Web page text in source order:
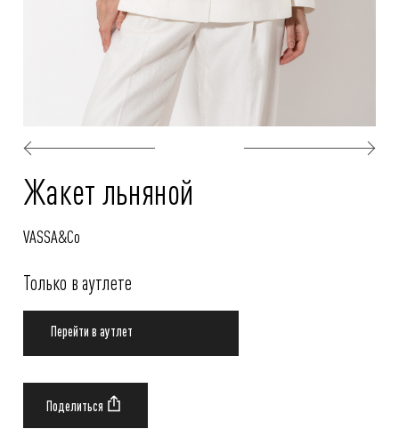
Жакет льняной
VASSA&Co
Только в аутлете
Перейти в аутлет